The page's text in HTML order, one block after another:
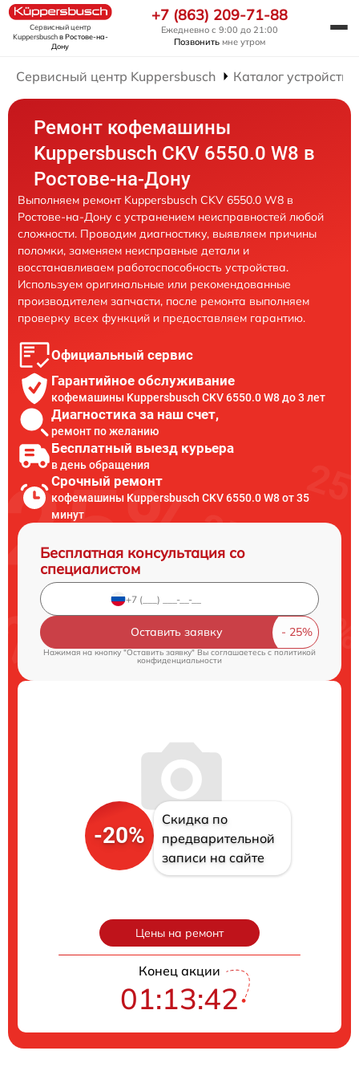
Сервисный центр
Kuppersbuschв Ростове-на-
Дону
+7 (863) 209-71-88
Ежедневно с 9:00 до 21:00
Позвонить мне утром
Сервисный центр Kuppersbusch Каталог устройств
Ремонт кофемашины
Kuppersbusch CKV 6550.0 W8 в
Ростове-на-Дону
Выполняем ремонт Kuppersbusch CKV 6550.0 W8 в
Ростове-на-Дону с устранением неисправностей любой
сложности. Проводим диагностику, выявляем причины
поломки, заменяем неисправные детали и
восстанавливаем работоспособность устройства.
Используем оригинальные или рекомендованные
производителем запчасти, после ремонта выполняем
проверку всех функций и предоставляем гарантию.
Официальный сервис
Гарантийное обслуживание
кофемашины Kuppersbusch CKV 6550.0 W8 до 3 лет
Диагностика за наш счет,
ремонт по желанию
Бесплатный выезд курьера
в день обращения
Срочный ремонт
кофемашины Kuppersbusch CKV 6550.0 W8 от 35
минут
Бесплатная консультация со
специалистом
Оставить заявку
Нажимая на кнопку "Оставить заявку" Вы соглашаетесь c политикой
конфиденциальности
-20%
Скидка по
предварительной
записи на сайте
Цены на ремонт
Конец акции
01:13:41